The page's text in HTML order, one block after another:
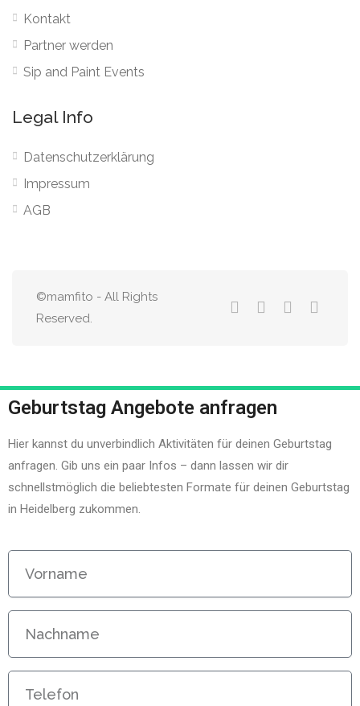
Kontakt
Partner werden
Sip and Paint Events
Legal Info
Datenschutzerklärung
Impressum
AGB
©mamfito - All Rights
Reserved.
Geburtstag Angebote anfragen
Hier kannst du unverbindlich Aktivitäten für deinen Geburtstag
anfragen. Gib uns ein paar Infos – dann lassen wir dir
schnellstmöglich die beliebtesten Formate für deinen Geburtstag
in Heidelberg zukommen.